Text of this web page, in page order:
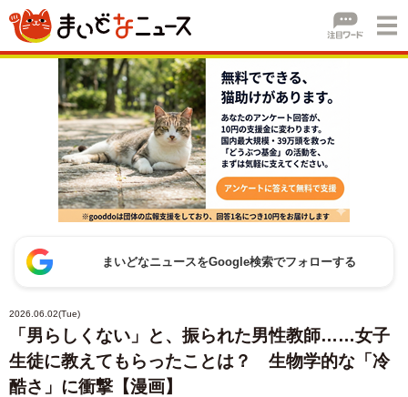
まいどなニュースをGoogle検索でフォローする
2026.06.02(Tue)
「男らしくない」と、振られた男性教師……女子
生徒に教えてもらったことは？ 生物学的な「冷
酷さ」に衝撃【漫画】